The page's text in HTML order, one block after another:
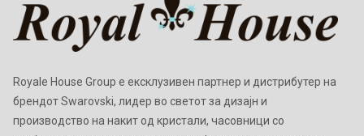
Royale House Group е ексклузивен партнер и дистрибутер на
брендот Swarovski, лидер во светот за дизајн и
производство на накит од кристали, часовници со